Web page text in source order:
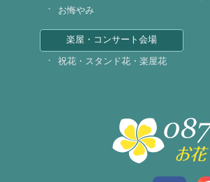
お悔やみ
楽屋・コンサート会場
祝花・スタンド花・楽屋花